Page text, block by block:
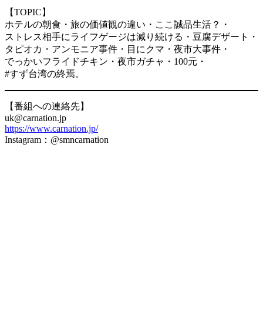
【TOPIC】
ホテルの朝食・旅の価値観の違い・ここ誠品生活？・
ストレス相手にライフゲージは減り続ける・豆腐デザート・
タピオカ・アンモニア事件・目にクマ・夜市大事件・
でっかいフライドチキン・夜市ガチャ・100元・
#すず台湾の終焉。
【番組への連絡先】
uk@carnation.jp
https://www.carnation.jp/
Instagram：@smncarnation